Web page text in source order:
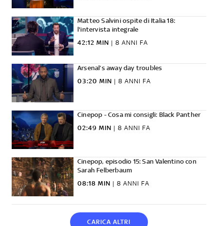
Matteo Salvini ospite di Italia 18:
l'intervista integrale
42:12 MIN | 8 ANNI FA
Arsenal’s away day troubles
03:20 MIN | 8 ANNI FA
Cinepop - Cosa mi consigli: Black Panther
02:49 MIN | 8 ANNI FA
Cinepop, episodio 15: San Valentino con
Sarah Felberbaum
08:18 MIN | 8 ANNI FA
CARICA ALTRI